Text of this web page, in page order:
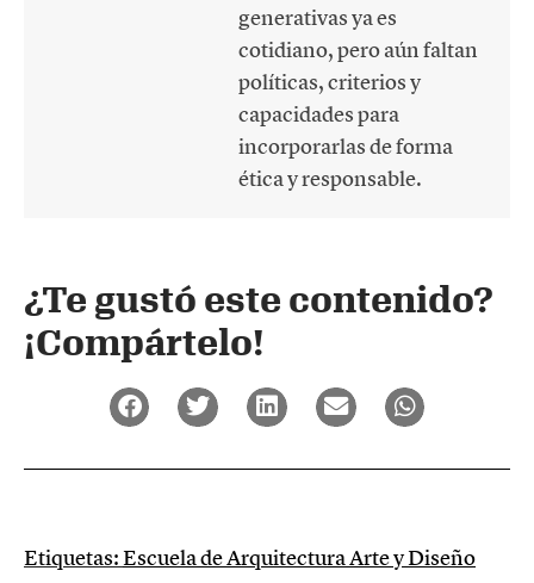
generativas ya es
cotidiano, pero aún faltan
políticas, criterios y
capacidades para
incorporarlas de forma
ética y responsable.
¿Te gustó este contenido?
¡Compártelo!
Etiquetas:Escuela de Arquitectura Arte y Diseño